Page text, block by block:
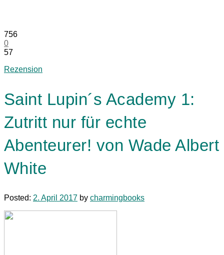
756
0
57
Rezension
Saint Lupin´s Academy 1:
Zutritt nur für echte
Abenteurer! von Wade Albert
White
Posted: 2. April 2017 by charmingbooks